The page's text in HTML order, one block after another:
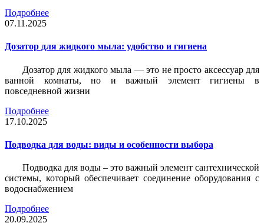
Подробнее
07.11.2025
Дозатор для жидкого мыла: удобство и гигиена
Дозатор для жидкого мыла — это не просто аксессуар для
ванной комнаты, но и важный элемент гигиены в
повседневной жизни
Подробнее
17.10.2025
Подводка для воды: виды и особенности выбора
Подводка для воды – это важный элемент сантехнической
системы, который обеспечивает соединение оборудования с
водоснабжением
Подробнее
20.09.2025